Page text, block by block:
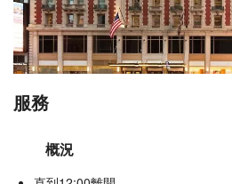
服務
概況